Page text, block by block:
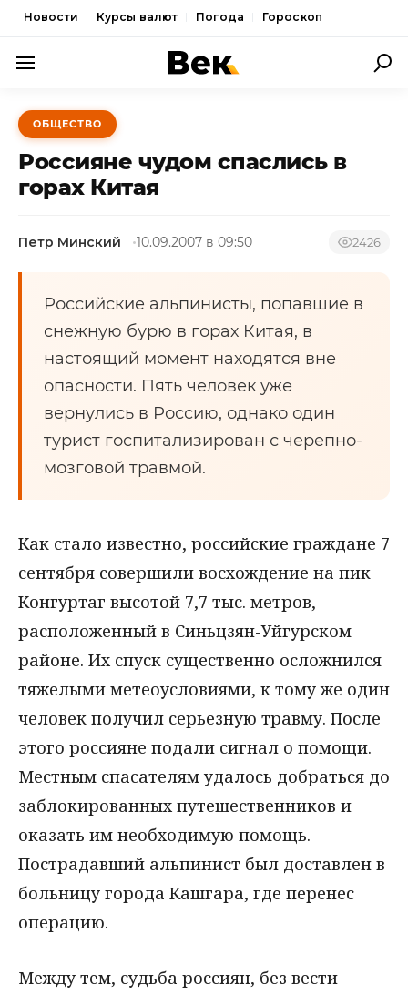
Новости Курсы валют Погода Гороскоп
ПОЛИТИКА
ЭКОНОМИКА
ОБЩЕСТВО
КУЛЬТУРА
ОБЩЕСТВО
Россияне чудом спаслись в
горах Китая
Петр Минский 10.09.2007 в 09:50 2426
Российские альпинисты, попавшие в
снежную бурю в горах Китая, в
настоящий момент находятся вне
опасности. Пять человек уже
вернулись в Россию, однако один
турист госпитализирован с черепно-
мозговой травмой.
Как стало известно, российские граждане 7
сентября совершили восхождение на пик
Конгуртаг высотой 7,7 тыс. метров,
расположенный в Синьцзян-Уйгурском
районе. Их спуск существенно осложнился
тяжелыми метеоусловиями, к тому же один
человек получил серьезную травму. После
этого россияне подали сигнал о помощи.
Местным спасателям удалось добраться до
заблокированных путешественников и
оказать им необходимую помощь.
Пострадавший альпинист был доставлен в
больницу города Кашгара, где перенес
операцию.
Между тем, судьба россиян, без вести